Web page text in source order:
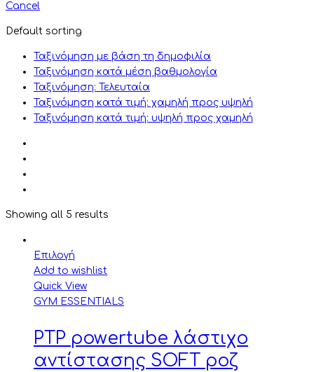
Cancel
Default sorting
Ταξινόμηση με βάση τη δημοφιλία
Ταξινόμηση κατά μέση βαθμολογία
Ταξινόμηση: Τελευταία
Ταξινόμηση κατά τιμή: χαμηλή προς υψηλή
Ταξινόμηση κατά τιμή: υψηλή προς χαμηλή
Showing all 5 results
Επιλογή
Add to wishlist
Quick View
GYM ESSENTIALS
PTP powertube λάστιχο
αντίστασης SOFT ροζ